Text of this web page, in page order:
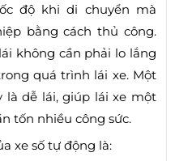
độ khi di chuyển mà
bằng cách thủ công.
không cần phải lo lắng
quá trình lái xe. Một
là dễ lái, giúp lái xe một
tốn nhiều công sức.
xe số tự động là: